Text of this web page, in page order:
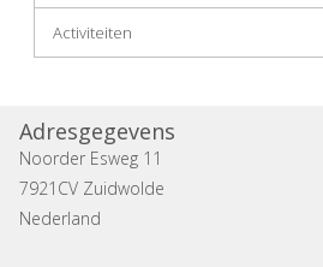
Activiteiten
Adresgegevens
Noorder Esweg 11
7921CV Zuidwolde
Nederland